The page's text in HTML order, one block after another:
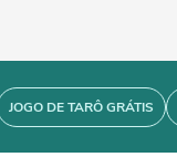
JOGO DE TARÔ GRÁTIS